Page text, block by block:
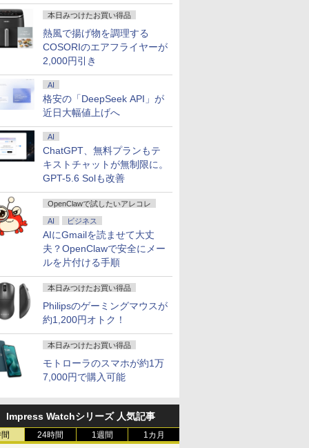
本日みつけたお買い得品
熱風で揚げ物を調理する
COSORIのエアフライヤーが
2,000円引き
AI
格安の「DeepSeek API」が
近日大幅値上げへ
AI
ChatGPT、無料プランもテ
キストチャットが無制限に。
GPT-5.6 Solも改善
OpenClawで試したいアレコレ
AI ビジネス
AIにGmailを読ませて大丈
夫？OpenClawで安全にメー
ルを片付ける手順
本日みつけたお買い得品
Philipsのゲーミングマウスが
約1,200円オトク！
本日みつけたお買い得品
モトローラのスマホが約1万
7,000円で購入可能
Impress Watchシリーズ 人気記事
24時間 1週間 1カ月